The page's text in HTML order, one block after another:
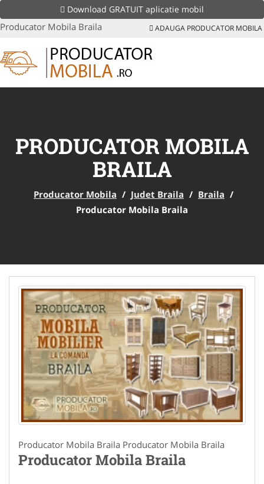
Download GRATUIT aplicatie mobil
Producator Mobila Braila ADAUGA PRODUCATOR MOBILA
PRODUCATOR MOBILA
BRAILA
Producator Mobila / Judet Braila / Braila /
Producator Mobila Braila
Producator Mobila Braila Producator Mobila Braila
Producator Mobila Braila